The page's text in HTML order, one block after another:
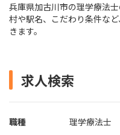
兵庫県加古川市の理学療法
村や駅名、こだわり条件な
きます。
求人検索
職種 理学療法士